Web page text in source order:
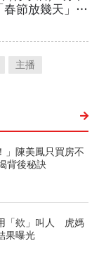
主播
」陳美鳳只買房不
背後秘訣
「欸」叫人 虎媽
果曝光